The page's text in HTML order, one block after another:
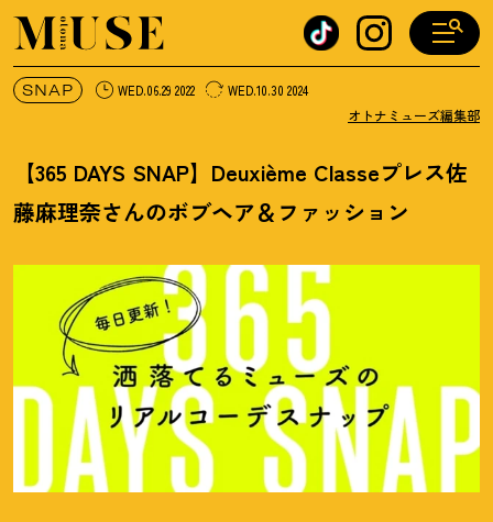
オトナミューズ ウェブ
SNAP WED.06.29 2022 WED.10.30 2024
オトナミューズ編集部
【365 DAYS SNAP】Deuxième Classeプレス佐
藤麻理奈さんのボブヘア＆ファッション